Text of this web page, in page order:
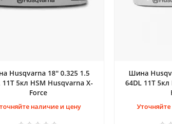
Husqvarna 18'' 0.325 1.5
11T 5кл HSM Husqvarna X-
Force
наличие и цену
Шина
64DL 11T